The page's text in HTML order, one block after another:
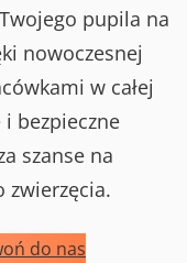
pupila na
nowoczesnej
w całej
bezpieczne
szanse na
zwierzęcia.
do nas